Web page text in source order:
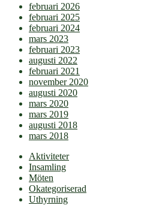
februari 2026
februari 2025
februari 2024
mars 2023
februari 2023
augusti 2022
februari 2021
november 2020
augusti 2020
mars 2020
mars 2019
augusti 2018
mars 2018
Aktiviteter
Insamling
Möten
Okategoriserad
Uthyrning